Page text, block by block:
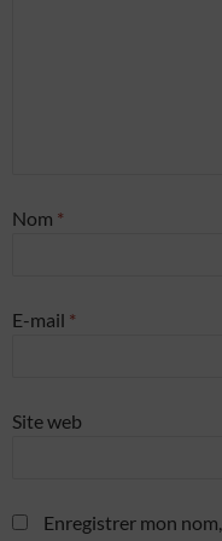
Nom *
E-mail *
Site web
Enregistrer mon